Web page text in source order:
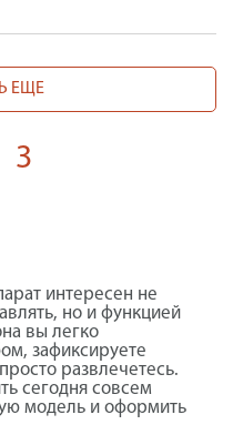
ЕЩЕ
3
интересен не
но и функцией
вы легко
зафиксируете
развлечетесь.
сегодня совсем
модель и оформить